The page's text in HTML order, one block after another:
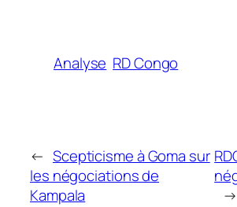
Analyse RD Congo
← Scepticisme à Goma sur
les négociations de
Kampala
→